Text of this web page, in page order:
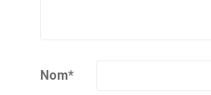
Nom*